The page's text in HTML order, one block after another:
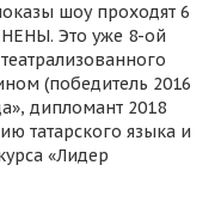
шоу проходят 6
Это уже 8-ой
(победитель 2016
дипломант 2018
татарского языка и
«Лидер